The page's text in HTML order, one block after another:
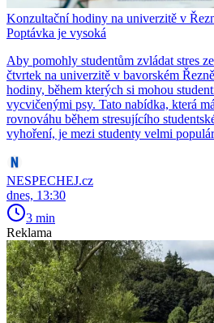
Konzultační hodiny na univerzitě v
Poptávka je vysoká
Aby pomohly studentům zvládat stres
čtvrtek na univerzitě v bavorském
hodiny, během kterých si mohou
vycvičenými psy. Tato nabídka, která
rovnováhu během stresujícího
vyhoření, je mezi studenty velmi
NESPECHEJ.cz
dnes, 13:30
3 min
Reklama